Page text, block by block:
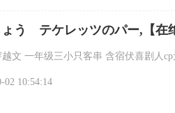
う テケレッツのパー,【在
文 一年级三小只客串 含宿伏喜剧人cp
02 10:54:14